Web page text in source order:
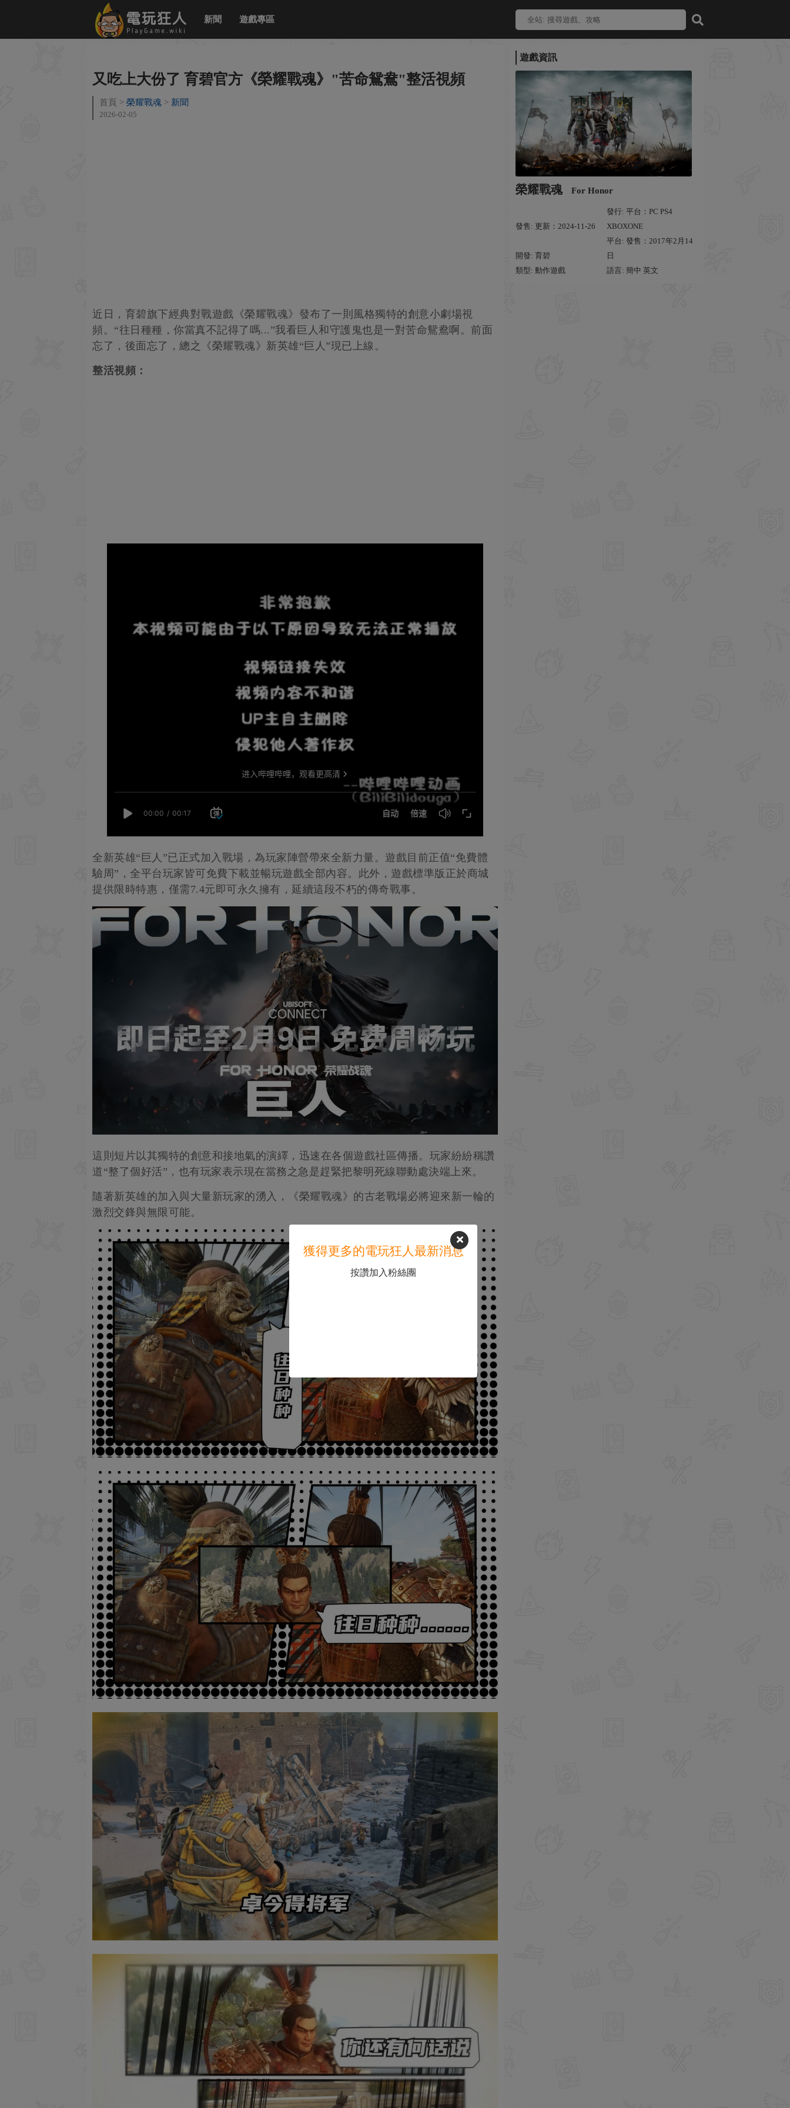
新聞 遊戲專區
遊戲資訊
榮耀戰魂 For Honor
發售: 更新：2024-11-26
發行: 平台：PC PS4
XBOXONE
開發: 育碧
平台: 發售：2017年2月14
日
類型: 動作遊戲
語言: 簡中 英文
又吃上大份了 育碧官方《榮耀戰魂》"苦命鴛鴦"整活視頻
首頁 榮耀戰魂 新聞
2026-02-05
近日，育碧旗下經典對戰遊戲《榮耀戰魂》發布了一則風格獨特的創意小劇場視
頻。“往日種種，你當真不記得了嗎...”我看巨人和守護鬼也是一對苦命鴛鴦啊。前面
忘了，後面忘了，總之《榮耀戰魂》新英雄“巨人”現已上線。
整活視頻：
全新英雄“巨人”已正式加入戰場，為玩家陣營帶來全新力量。遊戲目前正值“免費體
驗周”，全平台玩家皆可免費下載並暢玩遊戲全部內容。此外，遊戲標準版正於商城
提供限時特惠，僅需7.4元即可永久擁有，延續這段不朽的傳奇戰事。
這則短片以其獨特的創意和接地氣的演繹，迅速在各個遊戲社區傳播。玩家紛紛稱讚
道“整了個好活”，也有玩家表示現在當務之急是趕緊把黎明死線聯動處決端上來。
隨著新英雄的加入與大量新玩家的湧入，《榮耀戰魂》的古老戰場必將迎來新一輪的
激烈交鋒與無限可能。
獲得更多的電玩狂人最新消息
按讚加入粉絲團